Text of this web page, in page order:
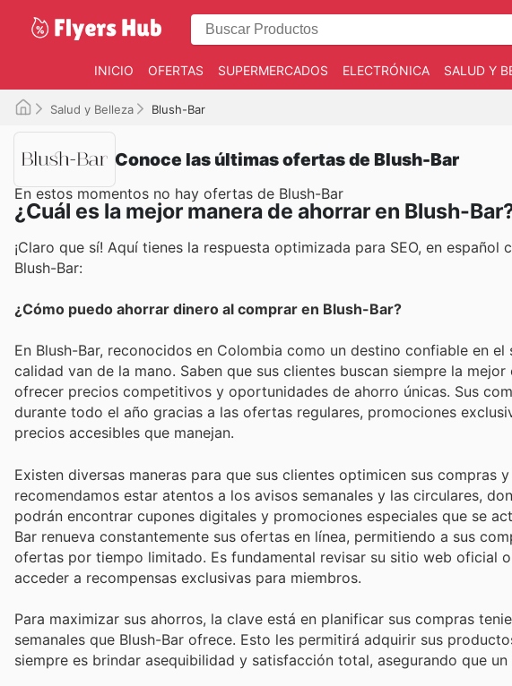
INICIO OFERTAS SUPERMERCADOS ELECTRÓNICA SALUD Y
Salud y Belleza Blush-Bar
Conoce las últimas ofertas de Blush-Bar
En estos momentos no hay ofertas de Blush-Bar
¿Cuál es la mejor manera de ahorrar en Blush-
¡Claro que sí! Aquí tienes la respuesta optimizada para SEO, en
Blush-Bar:
¿Cómo puedo ahorrar dinero al comprar en Blush-Bar?
En Blush-Bar, reconocidos en Colombia como un destino confiable en
calidad van de la mano. Saben que sus clientes buscan siempre la
ofrecer precios competitivos y oportunidades de ahorro únicas. Sus
durante todo el año gracias a las ofertas regulares, promociones
precios accesibles que manejan.
Existen diversas maneras para que sus clientes optimicen sus compras
recomendamos estar atentos a los avisos semanales y las circulares,
podrán encontrar cupones digitales y promociones especiales que se
Bar renueva constantemente sus ofertas en línea, permitiendo a sus
ofertas por tiempo limitado. Es fundamental revisar su sitio web oficial
acceder a recompensas exclusivas para miembros.
Para maximizar sus ahorros, la clave está en planificar sus compras
semanales que Blush-Bar ofrece. Esto les permitirá adquirir sus
siempre es brindar asequibilidad y satisfacción total, asegurando que